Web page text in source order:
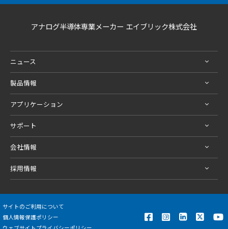
アナログ半導体専業メーカー エイブリック株式会社
ニュース
製品情報
アプリケーション
サポート
会社情報
採用情報
サイトのご利用について
個人情報保護ポリシー